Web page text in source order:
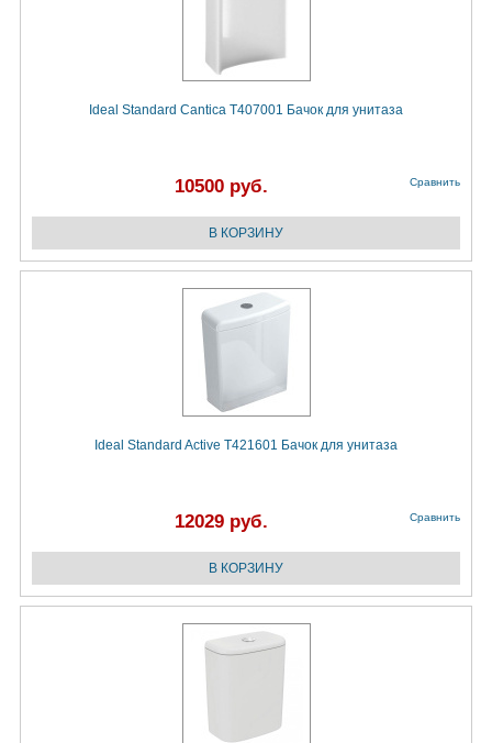
Ideal Standard Cantica T407001 Бачок для унитаза
10500 руб. Сравнить
Ideal Standard Active T421601 Бачок для унитаза
12029 руб. Сравнить